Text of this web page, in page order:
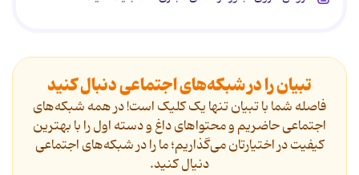
تبیان را در شبکه‌های اجتماعی دنبال کنید
فاصله شما با تبیان تنها یک کلیک است! در همه شبکه‌های
اجتماعی حاضریم و محتواهای داغ و دسته اول را با بهترین
کیفیت در اختیارتان می‌گذاریم؛ ما را در شبکه‌های اجتماعی
دنیال کنید.